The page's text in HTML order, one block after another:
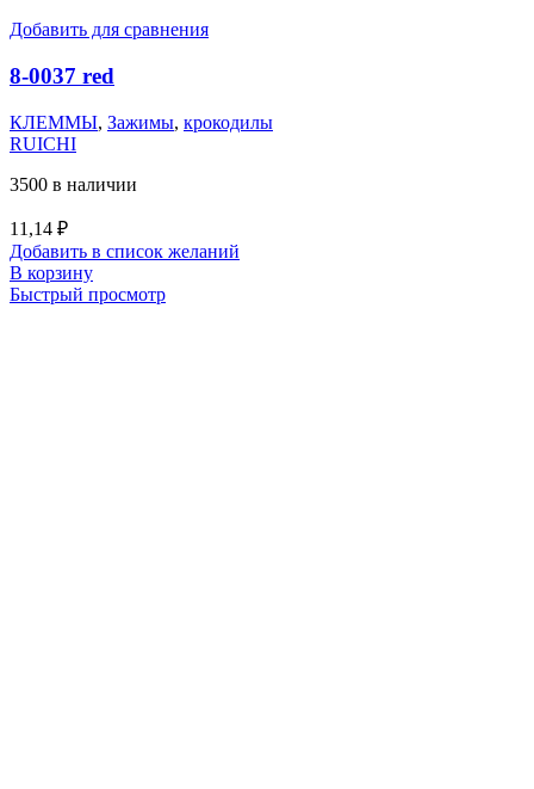
Добавить для сравнения
8-0037 red
КЛЕММЫ, Зажимы, крокодилы
RUICHI
3500 в наличии
11,14 ₽
Добавить в список желаний
В корзину
Быстрый просмотр